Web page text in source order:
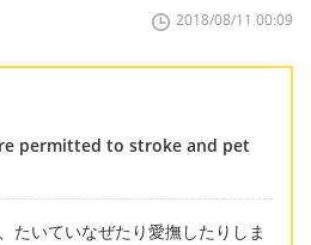
2018/08/11 00:09
permitted to stroke and pet
たいていなぜたり愛撫したりしま